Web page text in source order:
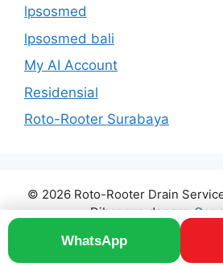
WhatsApp
lpsosmed
lpsosmed bali
My AI Account
Residensial
Roto-Rooter Surabaya
© 2026 Roto-Rooter Drain
• Dibangun dengan